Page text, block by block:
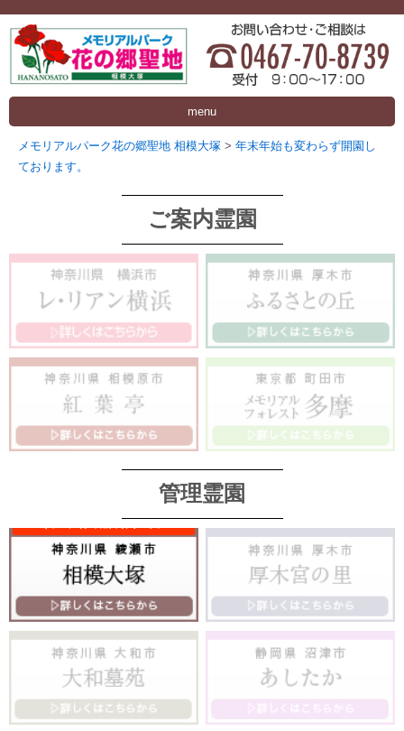
menu
メモリアルパーク花の郷聖地 相模大塚 > 年末年始も変わらず開園し
ております。
ご案内霊園
管理霊園